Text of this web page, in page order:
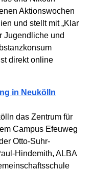
Aktionswochen
und stellt mit „Klar
Jugendliche und
direkt online
in Neukölln
das Zentrum für
Campus Efeuweg
Otto-Suhr-
Hindemith, ALBA